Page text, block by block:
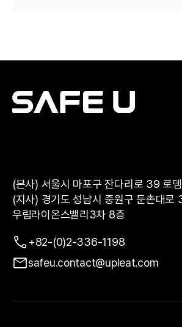
(본사) 서울시 마포구 잔다리로 39 로
(지사) 경기도 성남시 중원구 둔촌대
우림라이온스밸리3차 8층
+82-(0)2-336-1198
safeu.contact@upleat.com